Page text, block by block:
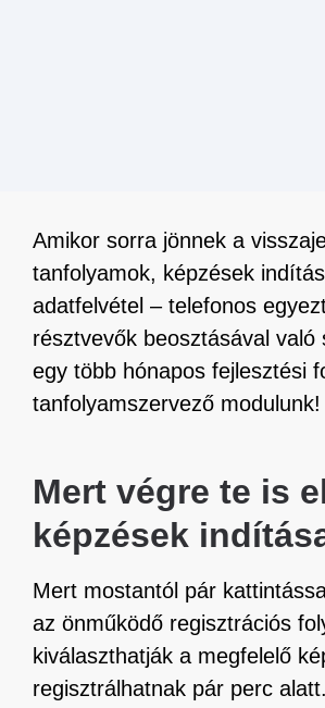
Amikor sorra jönnek a
tanfolyamok, képzések
adatfelvétel – telefonos
résztvevők beosztásával
egy több hónapos fejlesztési
tanfolyamszervező
Mert végre te is
képzések
Mert mostantól pár
az önműködő regisztrációs
kiválaszthatják a megfelelő
regisztrálhatnak pár perc alatt.